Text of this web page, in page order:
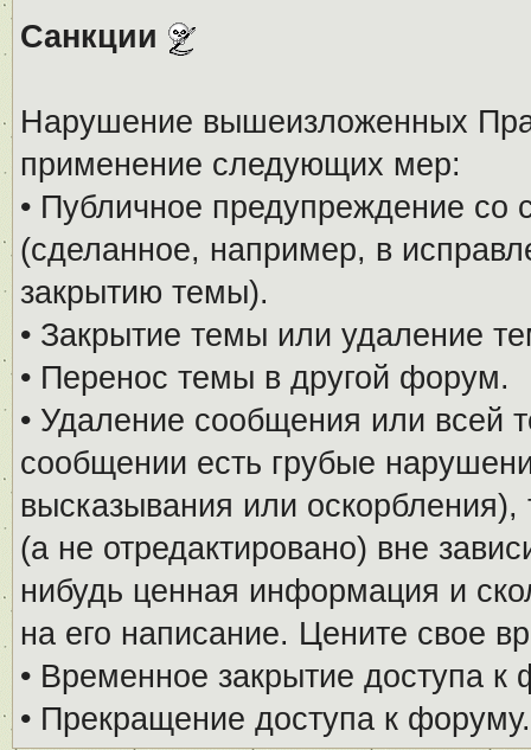
Санкции
Нарушение вышеизложенных
применение следующих мер:
• Публичное предупреждение
(сделанное, например, в
закрытию темы).
• Закрытие темы или удаление
• Перенос темы в другой форум.
• Удаление сообщения или всей
сообщении есть грубые
высказывания или
(а не отредактировано) вне
нибудь ценная информация и
на его написание. Цените свое
• Временное закрытие доступа к
• Прекращение доступа к форуму.